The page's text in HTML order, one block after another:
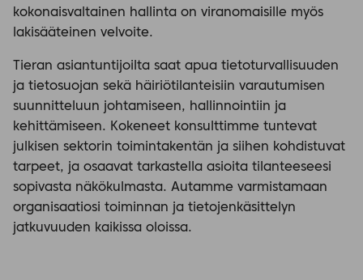
kokonaisvaltainen hallinta on viranomaisille myös
lakisääteinen velvoite.
Tieran asiantuntijoilta saat apua tietoturvallisuuden
ja tietosuojan sekä häiriötilanteisiin varautumisen
suunnitteluun johtamiseen, hallinnointiin ja
kehittämiseen. Kokeneet konsulttimme tuntevat
julkisen sektorin toimintakentän ja siihen kohdistuvat
tarpeet, ja osaavat tarkastella asioita tilanteeseesi
sopivasta näkökulmasta. Autamme varmistamaan
organisaatiosi toiminnan ja tietojenkäsittelyn
jatkuvuuden kaikissa oloissa.